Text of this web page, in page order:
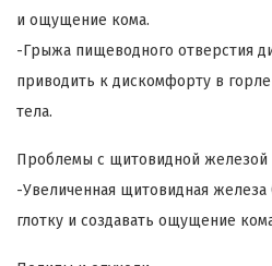
и ощущение кома.
-Грыжа пищеводного отверстия
приводить к дискомфорту в
тела.
Проблемы с щитовидной железой
-Увеличенная щитовидная
глотку и создавать ощущение